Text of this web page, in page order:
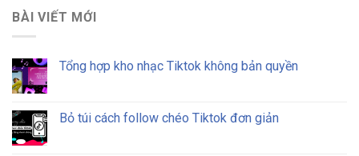
BÀI VIẾT MỚI
Tổng hợp kho nhạc Tiktok không bản quyền
Bỏ túi cách follow chéo Tiktok đơn giản